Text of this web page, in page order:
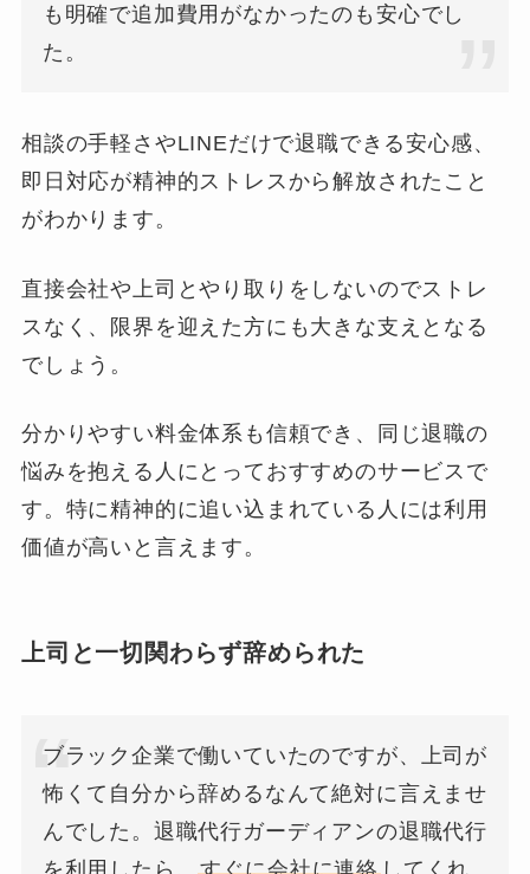
も明確で追加費用がなかったのも安心でし
た。
相談の手軽さやLINEだけで退職できる安心感、
即日対応が精神的ストレスから解放されたこと
がわかります。
直接会社や上司とやり取りをしないのでストレ
スなく、限界を迎えた方にも大きな支えとなる
でしょう。
分かりやすい料金体系も信頼でき、同じ退職の
悩みを抱える人にとっておすすめのサービスで
す。特に精神的に追い込まれている人には利用
価値が高いと言えます。
上司と一切関わらず辞められた
ブラック企業で働いていたのですが、上司が
怖くて自分から辞めるなんて絶対に言えませ
んでした。退職代行ガーディアンの退職代行
を利用したら、すぐに会社に連絡してくれ